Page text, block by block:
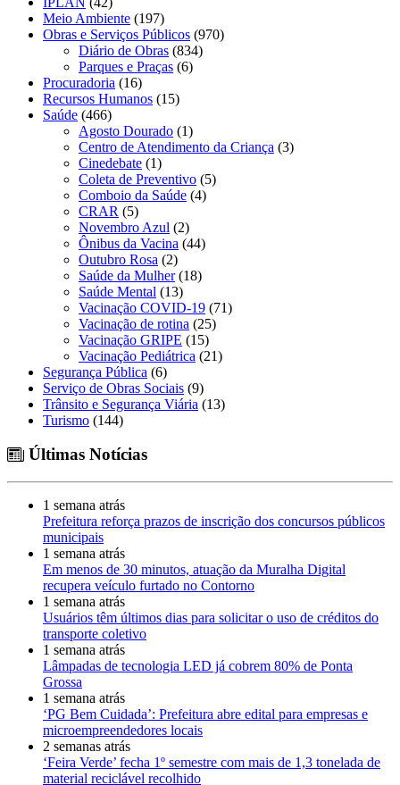
Meio Ambiente (197)
Obras e Serviços Públicos (970)
Diário de Obras (834)
Parques e Praças (6)
Procuradoria (16)
Recursos Humanos (15)
Saúde (466)
Agosto Dourado (1)
Centro de Atendimento da Criança (3)
Cinedebate (1)
Coleta de Preventivo (5)
Comboio da Saúde (4)
CRAR (5)
Novembro Azul (2)
Ônibus da Vacina (44)
Outubro Rosa (2)
Saúde da Mulher(18)
Saúde Mental (13)
Vacinação COVID-19 (71)
Vacinação de rotina (25)
Vacinação GRIPE (15)
Vacinação Pediátrica (21)
Segurança Pública (6)
Serviço de Obras Sociais (9)
Trânsito e Segurança Viária (13)
Turismo (144)
Últimas Notícias
1 semana atrás
Prefeitura reforça prazos de inscrição dos concursos públicos
municipais
1 semana atrás
Em menos de 30 minutos, atuação da Muralha Digital
recupera veículo furtado no Contorno
1 semana atrás
Usuários têm últimos dias para solicitar o uso de créditos do
transporte coletivo
1 semana atrás
Lâmpadas de tecnologia LED já cobrem 80% de Ponta
Grossa
1 semana atrás
‘PG Bem Cuidada’: Prefeitura abre edital para empresas e
microempreendedores locais
2 semanas atrás
‘Feira Verde’ fecha 1º semestre com mais de 1,3 tonelada de
material reciclável recolhido